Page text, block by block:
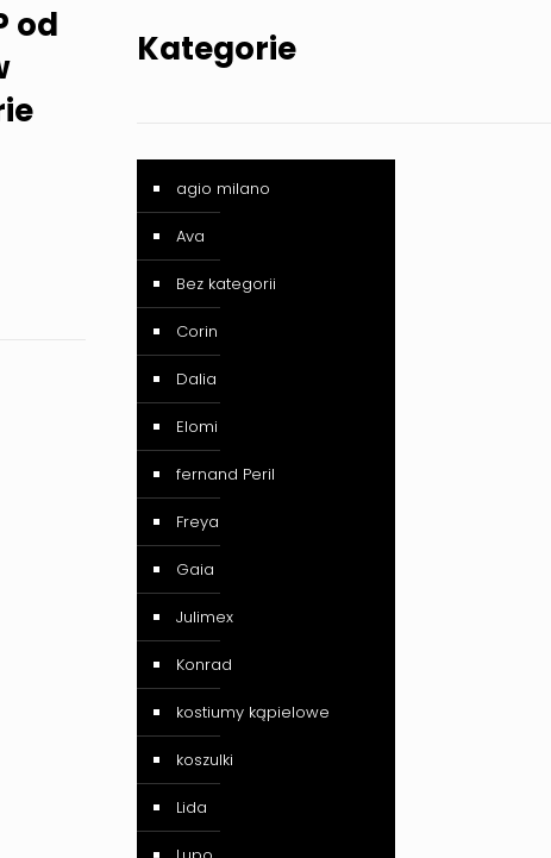
od
Kategorie
agio milano
Ava
Bez kategorii
Corin
Dalia
Elomi
fernand Peril
Freya
Gaia
Julimex
Konrad
kostiumy kąpielowe
koszulki
Lida